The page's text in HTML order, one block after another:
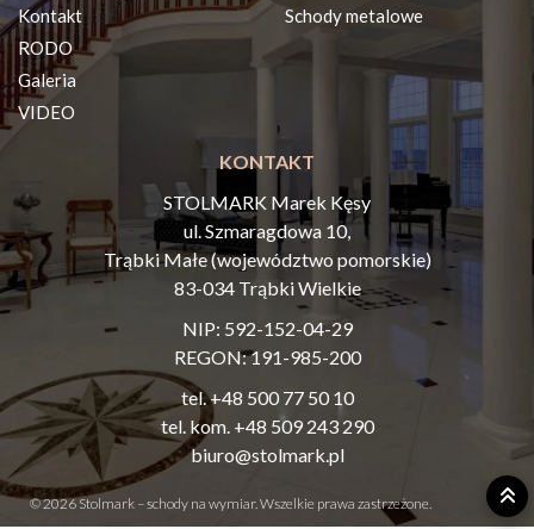
Kontakt
RODO
Galeria
VIDEO
Schody metalowe
KONTAKT
STOLMARK Marek Kęsy
ul. Szmaragdowa 10,
Trąbki Małe (województwo pomorskie)
83-034 Trąbki Wielkie
NIP: 592-152-04-29
REGON: 191-985-200
tel. +48 500 77 50 10
tel. kom. +48 509 243 290
biuro@stolmark.pl
© 2026 Stolmark – schody na wymiar. Wszelkie prawa zastrzeżone.